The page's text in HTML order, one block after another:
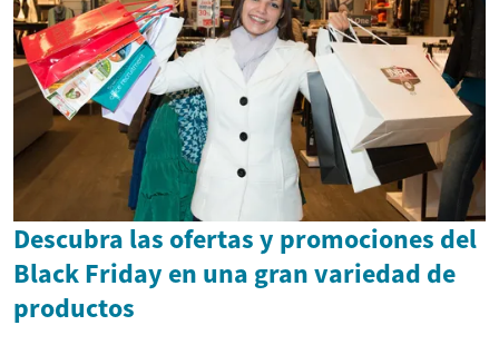
Descubra las ofertas y promociones del
Black Friday en una gran variedad de
productos